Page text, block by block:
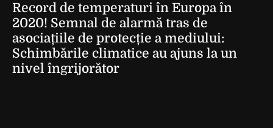
Record de temperaturi în Europa în
2020! Semnal de alarmă tras de
asociațiile de protecție a mediului:
Schimbările climatice au ajuns la un
nivel îngrijorător